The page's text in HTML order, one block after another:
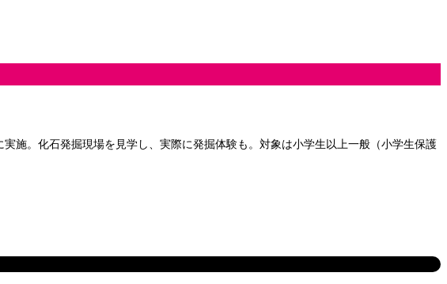
施。化石発掘現場を見学し、実際に発掘体験も。対象は小学生以上一般（小学生保護